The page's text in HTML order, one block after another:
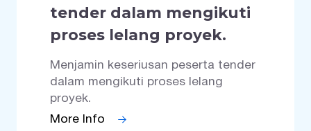
tender dalam mengikuti
proses lelang proyek.
Menjamin keseriusan peserta tender
dalam mengikuti proses lelang
proyek.
More Info